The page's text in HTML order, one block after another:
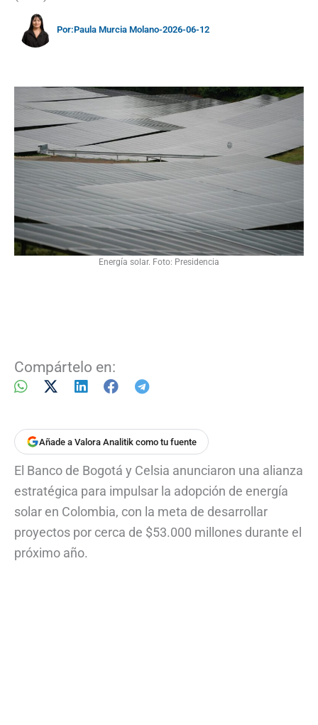
Por:Paula Murcia Molano-2026-06-12
Energía solar. Foto: Presidencia
Compártelo en:
Añade a Valora Analitik como tu fuente
El Banco de Bogotá y Celsia anunciaron una alianza
estratégica para impulsar la adopción de energía
solar en Colombia, con la meta de desarrollar
proyectos por cerca de $53.000 millones durante el
próximo año.